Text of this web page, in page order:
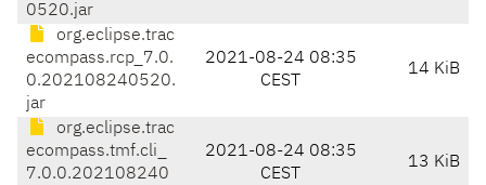
0520.jar
org.eclipse.trac
ecompass.rcp_7.0.
0.202108240520.
jar
2021-08-24 08:35
CEST
14 KiB
org.eclipse.trac
ecompass.tmf.cli_
7.0.0.202108240
2021-08-24 08:35
CEST
13 KiB